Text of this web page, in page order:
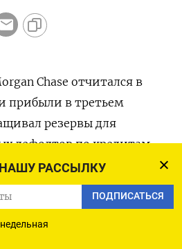
РАССЫЛКУ
ПОДПИСАТЬСЯ
Chase отчитался в
прибыли в третьем
резервы для
дефолтов по кредитам.
миллиарда за три
30 сентября, по
за аналогичный